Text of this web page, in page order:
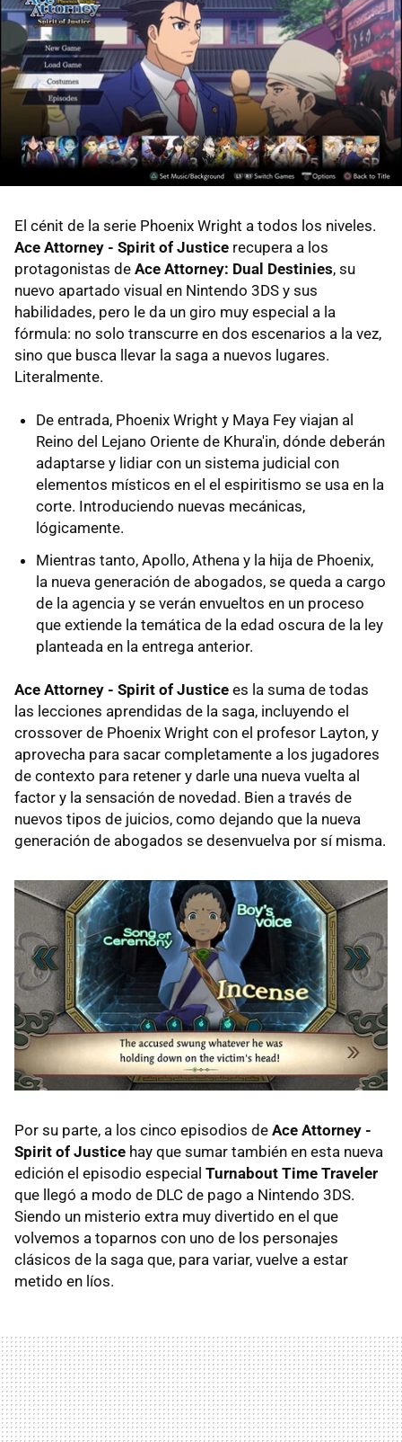
El cénit de la serie Phoenix Wright a todos los niveles.
Ace Attorney - Spirit of Justice recupera a los
protagonistas de Ace Attorney: Dual Destinies, su
nuevo apartado visual en Nintendo 3DS y sus
habilidades, pero le da un giro muy especial a la
fórmula: no solo transcurre en dos escenarios a la vez,
sino que busca llevar la saga a nuevos lugares.
Literalmente.
De entrada, Phoenix Wright y Maya Fey viajan al
Reino del Lejano Oriente de Khura'in, dónde deberán
adaptarse y lidiar con un sistema judicial con
elementos místicos en el el espiritismo se usa en la
corte. Introduciendo nuevas mecánicas,
lógicamente.
Mientras tanto, Apollo, Athena y la hija de Phoenix,
la nueva generación de abogados, se queda a cargo
de la agencia y se verán envueltos en un proceso
que extiende la temática de la edad oscura de la ley
planteada en la entrega anterior.
Ace Attorney - Spirit of Justice es la suma de todas
las lecciones aprendidas de la saga, incluyendo el
crossover de Phoenix Wright con el profesor Layton, y
aprovecha para sacar completamente a los jugadores
de contexto para retener y darle una nueva vuelta al
factor y la sensación de novedad. Bien a través de
nuevos tipos de juicios, como dejando que la nueva
generación de abogados se desenvuelva por sí misma.
Por su parte, a los cinco episodios de Ace Attorney -
Spirit of Justice hay que sumar también en esta nueva
edición el episodio especial Turnabout Time Traveler
que llegó a modo de DLC de pago a Nintendo 3DS.
Siendo un misterio extra muy divertido en el que
volvemos a toparnos con uno de los personajes
clásicos de la saga que, para variar, vuelve a estar
metido en líos.